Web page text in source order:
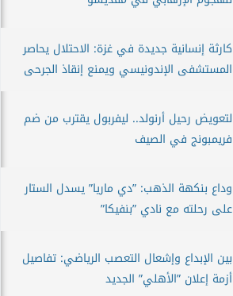
كارثة إنسانية جديدة في غزة: الاحتلال يحاصر
المستشفى الإندونيسي ويمنع إنقاذ الجرحى
لتعويض رحيل أرنولد.. ليفربول يقترب من ضم
فريمبونج في الصيف
وداع بنكهة الذهب: ”دي ماريا” يسدل الستار
على رحلته مع نادي ”بنفيكا”
بين الإبداع وإشعال التعصب الرياضي: تفاصيل
أزمة إعلان ”الأهلي” الجديد